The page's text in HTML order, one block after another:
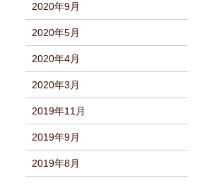
2020年9月
2020年5月
2020年4月
2020年3月
2019年11月
2019年9月
2019年8月